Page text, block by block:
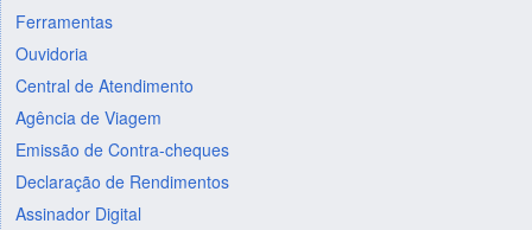
Ferramentas
Ouvidoria
Central de Atendimento
Agência de Viagem
Emissão de Contra-cheques
Declaração de Rendimentos
Assinador Digital